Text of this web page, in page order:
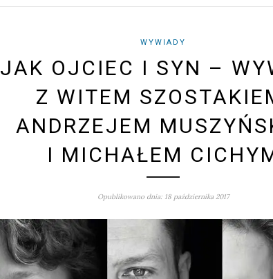
WYWIADY
JAK OJCIEC I SYN –
Z WITEM
ANDRZEJEM
I MICHAŁEM
Opublikowano dnia: 18 października 2017